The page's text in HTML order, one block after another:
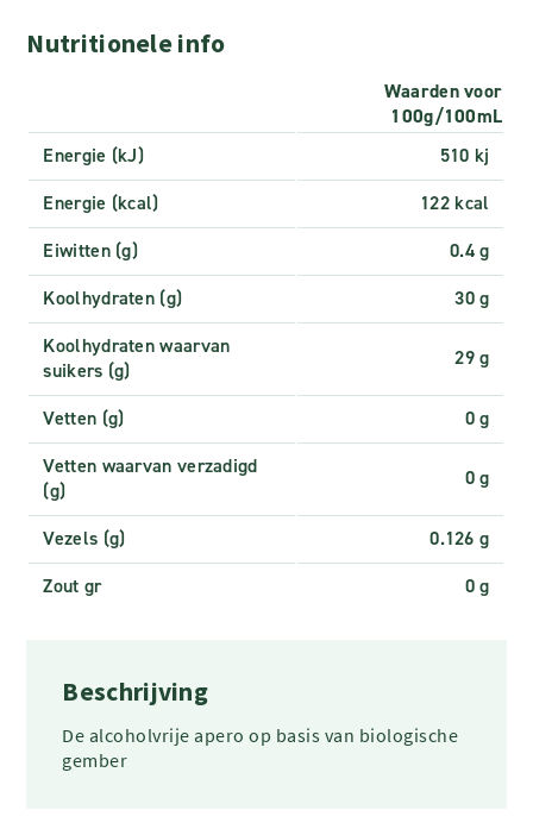
Nutritionele info
Waarden voor
100g/100mL
Energie (kJ)
510 kj
Energie (kcal)
122 kcal
Eiwitten (g)
0.4 g
Koolhydraten (g)
30 g
Koolhydraten waarvan
suikers (g)
29 g
Vetten (g)
0 g
Vetten waarvan verzadigd
(g)
0 g
Vezels (g)
0.126 g
Zout gr
0 g
Beschrijving
De alcoholvrije apero op basis van biologische
gember